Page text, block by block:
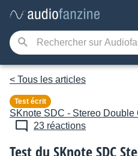
< Tous les articles
Test écrit
SKnote SDC - Stereo Double
23 réactions
Test du SKnote SDC